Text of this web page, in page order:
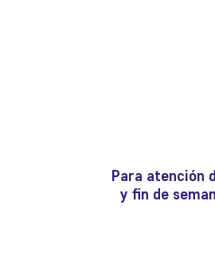
Para atención
y fin de